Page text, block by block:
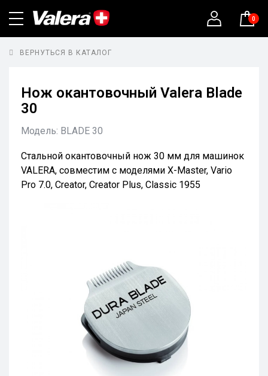
0
ВЕРНУТЬСЯ В КАТАЛОГ
Нож окантовочный Valera Blade
30
Модель: BLADE 30
Стальной окантовочный нож 30 мм для машинок
VALERA, совместим с моделями X-Master, Vario
Pro 7.0, Creator, Creator Plus, Classic 1955